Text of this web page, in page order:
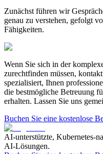
Zunächst führen wir
genau zu verstehen, gefolgt
Fähigkeiten.
Wenn Sie sich in der
zurechtfinden müssen,
spezialisiert, Ihnen
die bestmögliche Betreuung
erhalten. Lassen Sie uns
Buchen Sie eine kostenlose
AI-unterstützte, Kubernetes-
AI-Lösungen.